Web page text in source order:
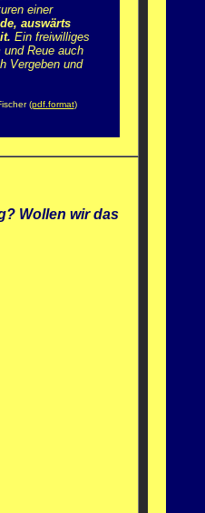
einer
auswärts
Ein freiwilliges
Reue auch
Vergeben und
(pdf.format)
Wollen wir das